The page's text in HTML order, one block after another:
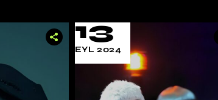
13
EYL 2024